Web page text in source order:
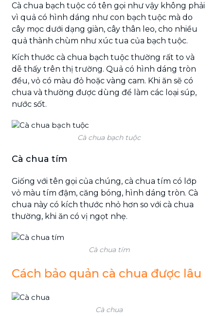
Cà chua bạch tuộc có tên gọi như vậy không phải
vì quả có hình dáng như con bạch tuộc mà do
cây mọc dưới dạng giàn, cây thân leo, cho nhiều
quả thành chùm như xúc tua của bạch tuộc.
Kích thước cà chua bạch tuộc thường rất to và
dễ thấy trên thị trường. Quả có hình dáng tròn
đều, vỏ có màu đỏ hoặc vàng cam. Khi ăn sẽ có
chua và thường được dùng để làm các loại súp,
nước sốt.
Cà chua bạch tuộc
Cà chua tím
Giống với tên gọi của chúng, cà chua tím có lớp
vỏ màu tím đậm, căng bóng, hình dáng tròn. Cà
chua này có kích thước nhỏ hơn so với cà chua
thường, khi ăn có vị ngọt nhẹ.
Cà chua tím
Cách bảo quản cà chua được lâu
Cà chua